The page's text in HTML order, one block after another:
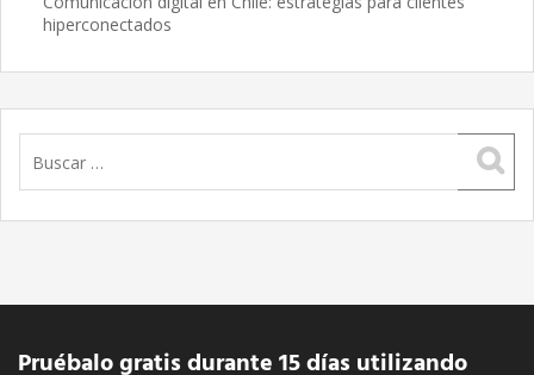
hiperconectados
Pruébalo gratis durante 15 días utilizando